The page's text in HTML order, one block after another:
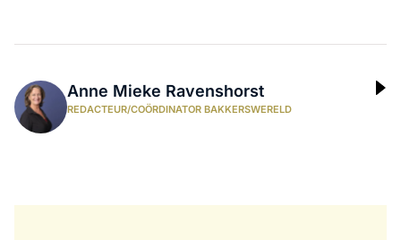
Anne Mieke Ravenshorst
REDACTEUR/COÖRDINATOR BAKKERSWERELD